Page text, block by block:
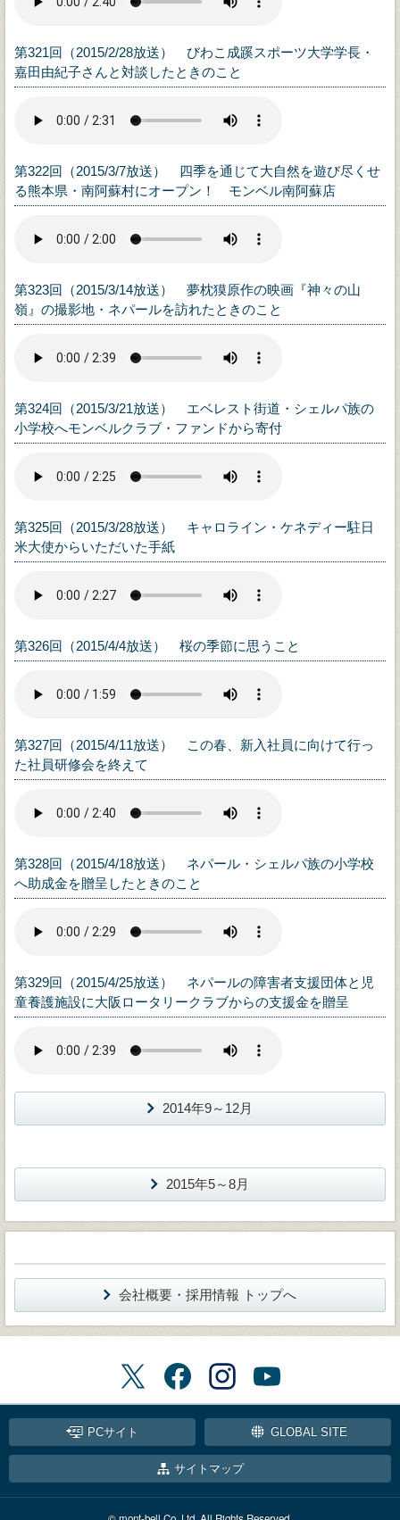
第321回（2015/2/28放送） びわこ成蹊スポーツ大学学長・
嘉田由紀子さんと対談したときのこと
第322回（2015/3/7放送） 四季を通じて大自然を遊び尽くせ
る熊本県・南阿蘇村にオープン！ モンベル南阿蘇店
第323回（2015/3/14放送） 夢枕獏原作の映画『神々の山
嶺』の撮影地・ネパールを訪れたときのこと
第324回（2015/3/21放送） エベレスト街道・シェルパ族の
小学校へモンベルクラブ・ファンドから寄付
第325回（2015/3/28放送） キャロライン・ケネディー駐日
米大使からいただいた手紙
第326回（2015/4/4放送） 桜の季節に思うこと
第327回（2015/4/11放送） この春、新入社員に向けて行っ
た社員研修会を終えて
第328回（2015/4/18放送） ネパール・シェルパ族の小学校
へ助成金を贈呈したときのこと
第329回（2015/4/25放送） ネパールの障害者支援団体と児
童養護施設に大阪ロータリークラブからの支援金を贈呈
2014年9～12月
2015年5～8月
会社概要・採用情報 トップへ
PCサイト GLOBAL SITE
サイトマップ